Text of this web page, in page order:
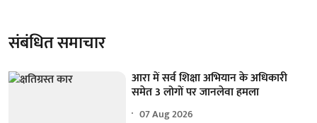
संबंधित समाचार
आरा में सर्व शिक्षा अभियान के अधिकारी
समेत 3 लोगों पर जानलेवा हमला
07 Aug 2026